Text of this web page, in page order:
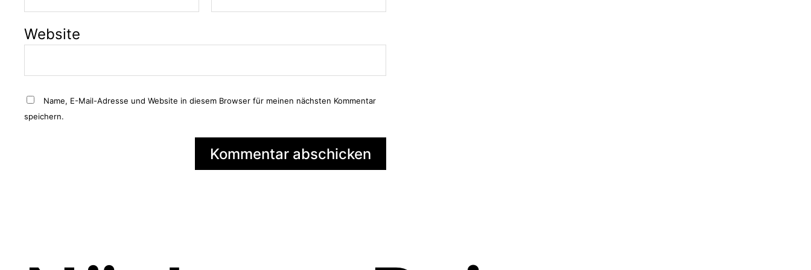
Website
Name, E-Mail-Adresse und Website in diesem Browser für meinen nächsten Kommentar
speichern.
n